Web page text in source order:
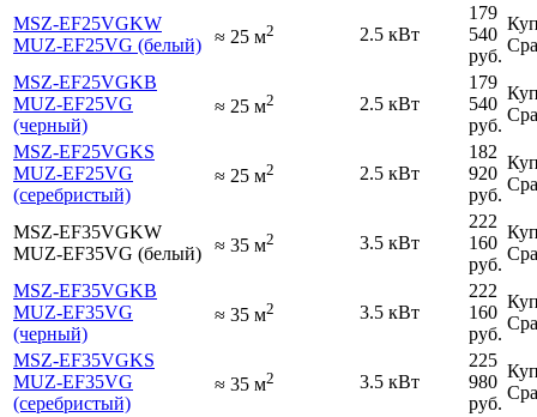
MSZ-EF25VGKW
MUZ-EF25VG (белый)
≈ 25 м2 2.5 кВт
179
540
руб.
MSZ-EF25VGKB
MUZ-EF25VG
(черный)
≈ 25 м2 2.5 кВт
179
540
руб.
MSZ-EF25VGKS
MUZ-EF25VG
(серебристый)
≈ 25 м2 2.5 кВт
182
920
руб.
MSZ-EF35VGKW
MUZ-EF35VG (белый)
≈ 35 м2 3.5 кВт
222
160
руб.
MSZ-EF35VGKB
MUZ-EF35VG
(черный)
≈ 35 м2 3.5 кВт
222
160
руб.
MSZ-EF35VGKS
MUZ-EF35VG
(серебристый)
≈ 35 м2 3.5 кВт
225
980
руб.